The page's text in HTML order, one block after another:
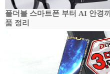
폴더블 스마트폰 부터 AI 안경
품 정리